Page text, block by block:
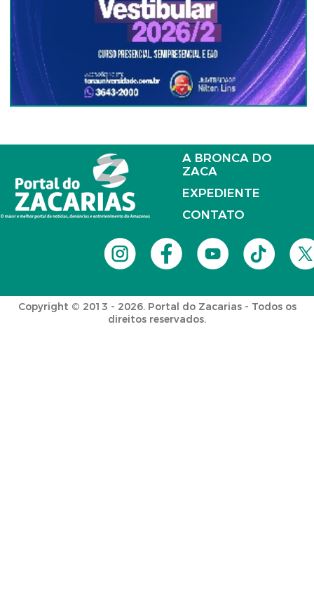
A BRONCA DO
ZACA
EXPEDIENTE
CONTATO
Copyright © 2013 - 2026. Portal do Zacarias - Todos os
direitos reservados.